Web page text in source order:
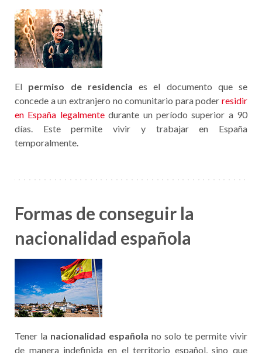
El permiso de residencia es el documento que se
concede a un extranjero no comunitario para poder residir
en España legalmentedurante un período superior a 90
días. Este permite vivir y trabajar en España
temporalmente.
Formas de conseguir la
nacionalidad española
Tener la nacionalidad española no solo te permite vivir
de manera indefinida en el territorio español, sino que